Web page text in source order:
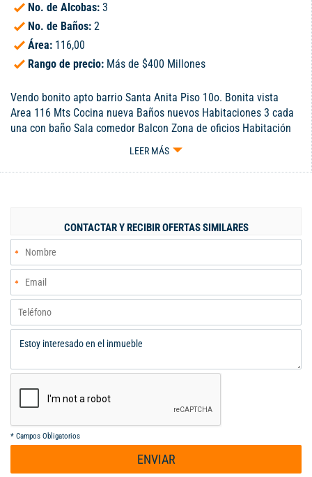
No. de Alcobas: 3
No. de Baños: 2
Área: 116,00
Rango de precio: Más de $400 Millones
Vendo bonito apto barrio Santa Anita Piso 10o. Bonita vista
Area 116 Mts Cocina nueva Baños nuevos Habitaciones 3 cada
una con baño Sala comedor Balcon Zona de oficios Habitación
del servicio Garaje 1 Ventilado Muy claro Excelente ubicación ,
lilison cel. 3184559415-3113270915
LEER MÁS
CONTACTAR Y RECIBIR OFERTAS SIMILARES
* Campos Obligatorios
ENVIAR